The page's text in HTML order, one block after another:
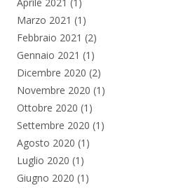
Marzo 2021 (1)
Febbraio 2021 (2)
Gennaio 2021 (1)
Dicembre 2020 (2)
Novembre 2020 (1)
Ottobre 2020 (1)
Settembre 2020 (1)
Agosto 2020 (1)
Luglio 2020 (1)
Giugno 2020 (1)